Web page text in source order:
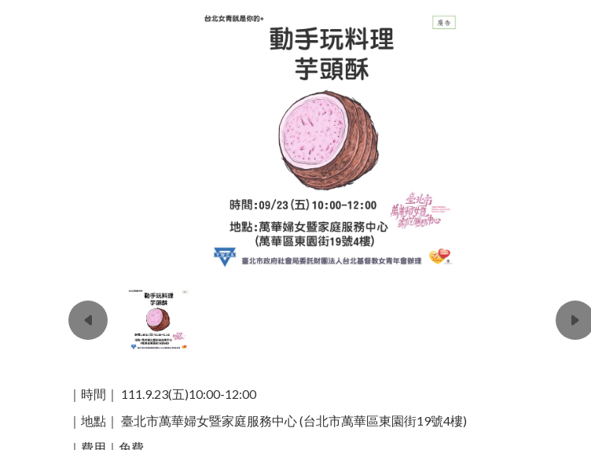
｜時間｜ 111.9.23(五)10:00-12:00
｜地點｜ 臺北市萬華婦女暨家庭服務中心 (台北市萬華區東園街19號4樓)​
｜費用｜免費